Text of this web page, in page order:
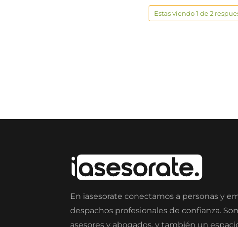
Estas viendo 1 de 2
En iasesorate conectamos a personas y
despachos profesionales de confianza.
asesores y abogados, y también un